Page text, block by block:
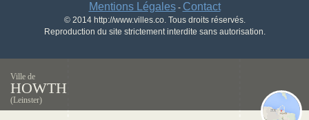
Mentions Légales- Contact
© 2014 http://www.villes.co. Tous droits réservés.
Reproduction du site strictement interdite sans autorisation.
Ville de
HOWTH
(Leinster)